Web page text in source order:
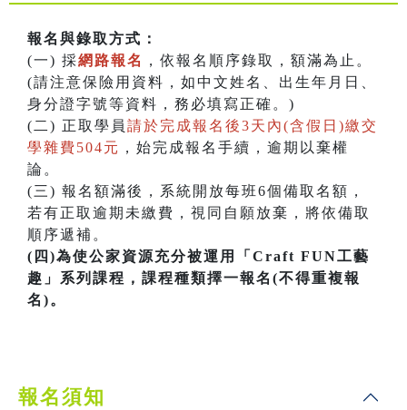
報名與錄取方式：
(一) 採網路報名
，依報名順序錄取，額滿為止。
(請注意保險用資料，如中文姓名、出生年月日、
身分證字號等資料，務必填寫正確。)
(二) 正取學員 請於完成報名後3天內(含假日)繳交
學雜費504元 ，始完成報名手續，逾期以棄權
論。
(三) 報名額滿後，系統開放每班6個備取名額，
若有正取逾期未繳費，視同自願放棄，將依備取
順序遞補。
(四)為使公家資源充分被運用「Craft FUN工藝
趣」系列課程，課程種類擇一報名(不得重複報
名)。
報名須知